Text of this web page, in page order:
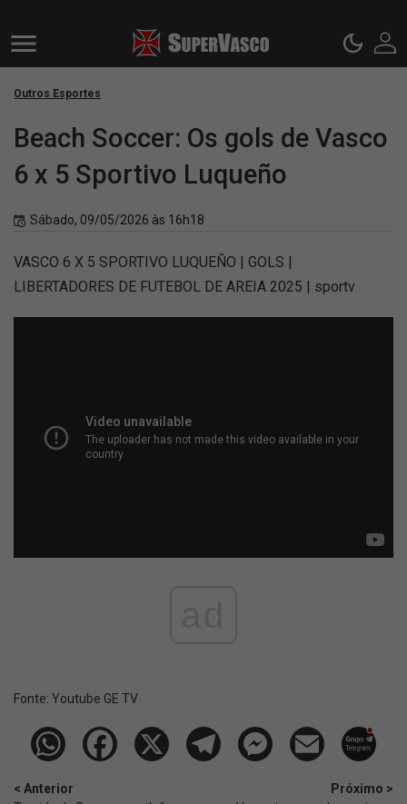
Outros Esportes
Beach Soccer: Os gols de Vasco
6 x 5 Sportivo Luqueño
Sábado, 09/05/2026 às 16h18
VASCO 6 X 5 SPORTIVO LUQUEÑO | GOLS |
LIBERTADORES DE FUTEBOL DE AREIA 2025 | sportv
Fonte: Youtube GE TV
< Anterior
Próximo >